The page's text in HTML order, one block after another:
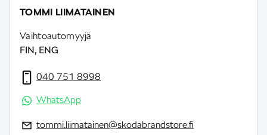
TOMMI LIIMATAINEN
Vaihtoautomyyjä
FIN, ENG
040 751 8998
WhatsApp
tommi.liimatainen@skodabrandstore.fi